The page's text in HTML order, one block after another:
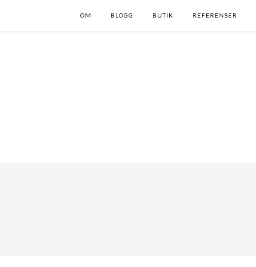
OM BLOGG BUTIK REFERENSER